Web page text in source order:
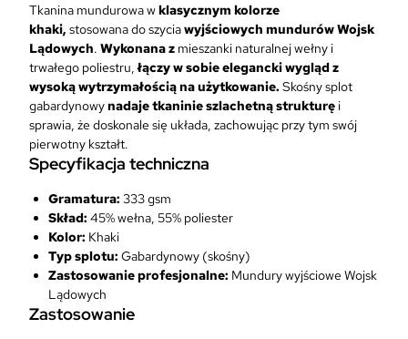
h
a
k
i
M
u
n
d
u
W
y
c
o
Tkanina mundurowa wklasycznym kolorze
khaki, stosowana do szyciawyjściowych mundurów Wojsk
Lądowych. Wykonana z mieszanki naturalnej wełny i
trwałego poliestru,łączy w sobie elegancki wygląd z
wysoką wytrzymałością na użytkowanie. Skośny splot
gabardynowynadaje tkaninie szlachetną strukturę i
sprawia, że doskonale się układa, zachowując przy tym swój
pierwotny kształt.
Specyfikacja techniczna
Gramatura: 333 gsm
Skład: 45% wełna, 55% poliester
Kolor: Khaki
Typ splotu: Gabardynowy (skośny)
Zastosowanie profesjonalne: Mundury wyjściowe Wojsk
Lądowych
Zastosowanie